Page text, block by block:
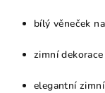
bílý věneček
zimní
elegantní